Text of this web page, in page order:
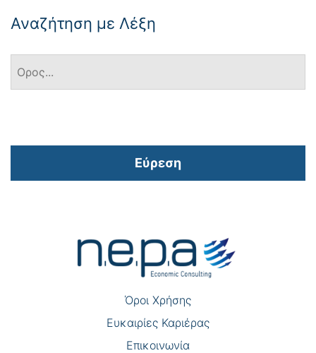
Αναζήτηση με Λέξη
Εύρεση
Όροι Χρήσης
Eυκαιρίες Καριέρας
Επικοινωνία